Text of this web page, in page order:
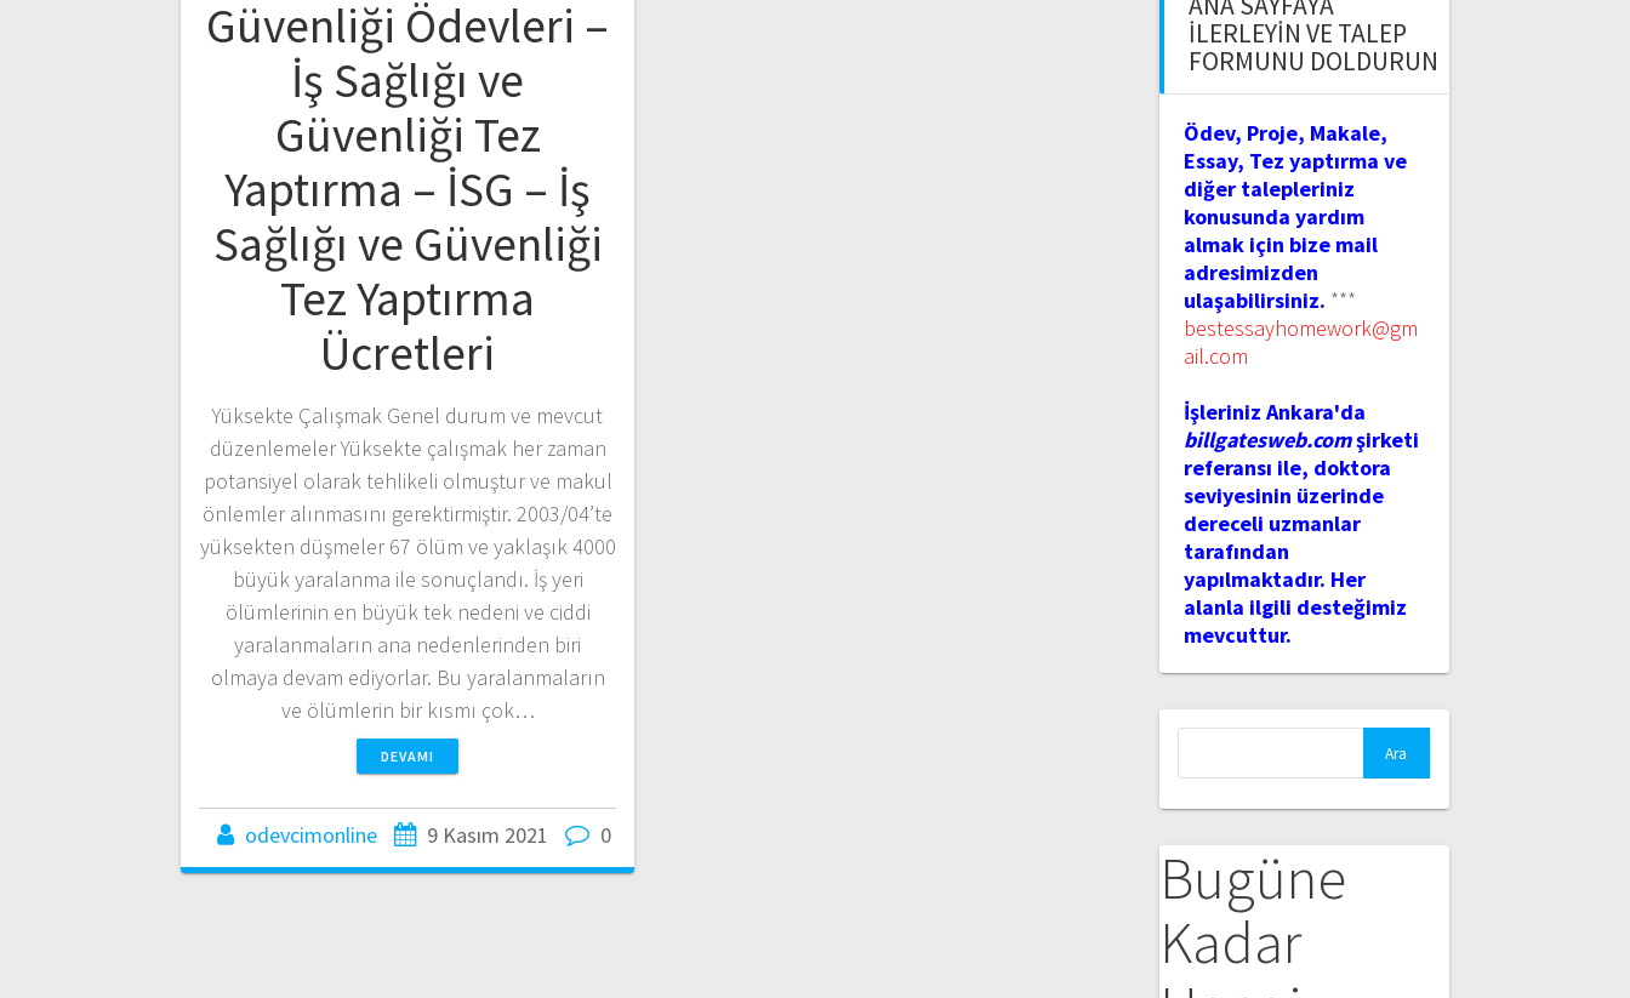
Güvenliği Ödevleri –
İş Sağlığı ve
Güvenliği Tez
Yaptırma – İSG – İş
Sağlığı ve Güvenliği
Tez Yaptırma
Ücretleri
Yüksekte Çalışmak Genel durum ve mevcut
düzenlemeler Yüksekte çalışmak her zaman
potansiyel olarak tehlikeli olmuştur ve makul
önlemler alınmasını gerektirmiştir. 2003/04’te
yüksekten düşmeler 67 ölüm ve yaklaşık 4000
büyük yaralanma ile sonuçlandı. İş yeri
ölümlerinin en büyük tek nedeni ve ciddi
yaralanmaların ana nedenlerinden biri
olmaya devam ediyorlar. Bu yaralanmaların
ve ölümlerin bir kısmı çok…
DEVAMI
odevcimonline 9 Kasım 2021 0
İLERLEYIN VE TALEP
FORMUNU DOLDURUN
Ödev, Proje, Makale,
Essay, Tez yaptırma ve
diğer talepleriniz
konusunda yardım
almak için bize mail
adresimizden
ulaşabilirsiniz. ***
bestessayhomework@gm
ail.com
İşleriniz Ankara'da
billgatesweb.comşirketi
referansı ile, doktora
seviyesinin üzerinde
dereceli uzmanlar
tarafından
yapılmaktadır. Her
alanla ilgili desteğimiz
mevcuttur.
Bugüne
Kadar